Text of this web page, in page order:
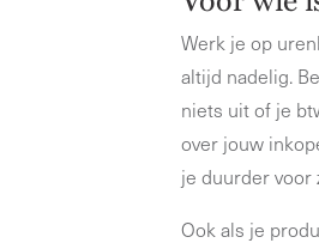
Werk je op
altijd nadelig.
niets uit of je
over jouw
je duurder voor
Ook als je